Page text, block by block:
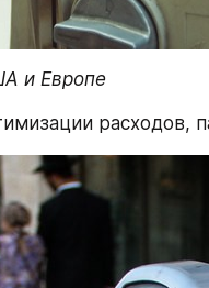
и Европе
расходов,